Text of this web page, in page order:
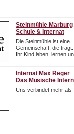
Steinmühle Marburg
Schule & Internat
Die Steinmühle ist eine
Gemeinschaft, die
Ihr Kind leben, lernen
Internat Max Reger
Das Musische
Uns verbindet mehr als